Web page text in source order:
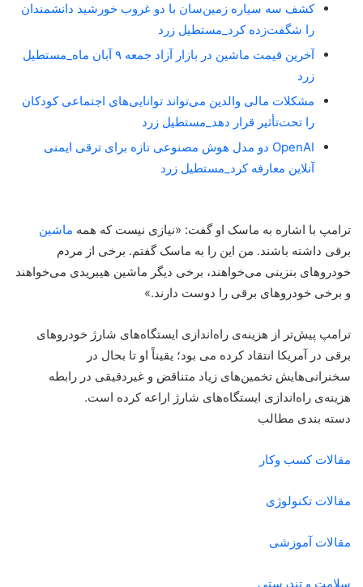
کشف سه سیاره زمین‌سان با دو غروب خورشید دانشمندان
را شگفت‌زده کرد_مستطیل زرد
آخرین قیمت ماشین در بازار آزاد جمعه ۹ آبان ماه_مستطیل
زرد
مشکلات مالی والدین می‌تواند توانایی‌های اجتماعی کودکان
را تحت‌تأثیر قرار دهد_مستطیل زرد
OpenAI دو مدل هوش مصنوعی تازه برای ترقی ایمنی
آنلاین معارفه کرد_مستطیل زرد
ترامپ با اشاره به ماسک او گفت: «نیازی نیست که همه ماشین
برقی داشته باشند. من این را به ماسک گفتم. برخی از مردم
خودروهای بنزینی می‌خواهند، برخی دیگر ماشین هیبریدی می‌خواهند
و برخی خودروهای برقی را دوست دارند.»
ترامپ پیش‌تر از هزینه‌ی راه‌اندازی ایستگاه‌های شارژ خودروهای
برقی در آمریکا انتقاد کرده می بود؛ یقیناً او تا بحال در
سخنرانی‌هایش تخمین‌های زیاد متناقض و غیردقیقی در رابطه
هزینه‌ی راه‌اندازی ایستگاه‌های شارژ اراعه کرده است.
دسته بندی مطالب
مقالات کسب وکار
مقالات تکنولوژی
مقالات آموزشی
سلامت و تندرستی